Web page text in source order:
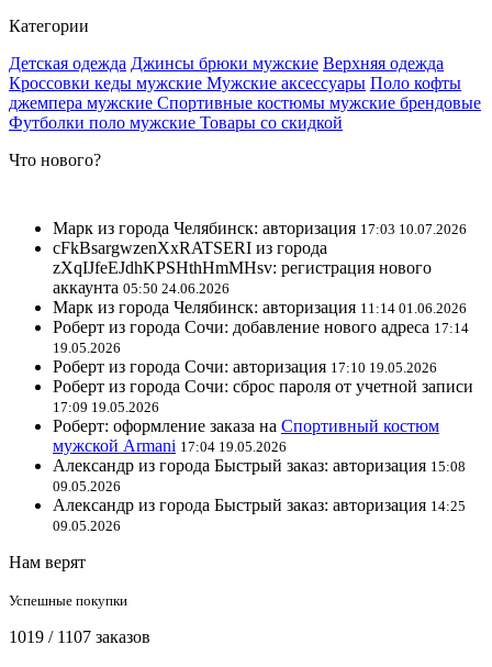
Категории
Детская одежда Джинсы брюки мужские Верхняя одежда
Кроссовки кеды мужские Мужские аксессуары Поло кофты
джемпера мужские Спортивные костюмы мужские брендовые
Футболки поло мужские Товары со скидкой
Что нового?
zXqIJfeEJdhKPSHthHmMHsv: регистрация нового
аккаунта 05:50 24.06.2026
Марк из города Челябинск: авторизация 11:14 01.06.2026
Роберт из города Сочи: добавление нового адреса
19.05.2026
Роберт из города Сочи: авторизация 17:10 19.05.2026
Роберт из города Сочи: сброс пароля от учетной записи
17:09 19.05.2026
Роберт: оформление заказа наСпортивный костюм
мужской Armani
17:04 19.05.2026
Александр из города Быстрый заказ: авторизация 15:08
09.05.2026
Александр из города Быстрый заказ: авторизация 14:25
09.05.2026
Нам верят
Успешные покупки
1019 / 1107 заказов
Товары с оценкой 5 звезд